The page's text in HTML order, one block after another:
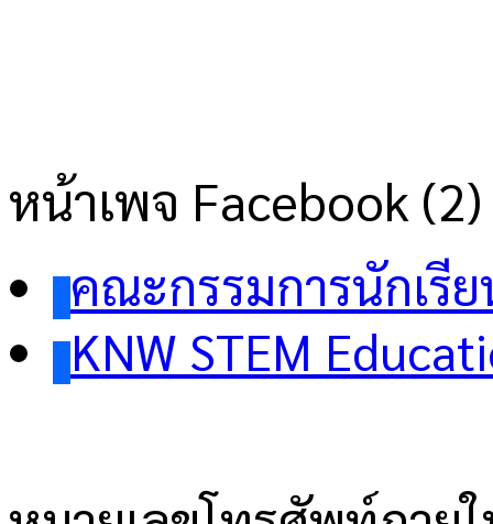
หน้าเพจ Facebook (2)
คณะกรรมการนักเรี
KNW STEM